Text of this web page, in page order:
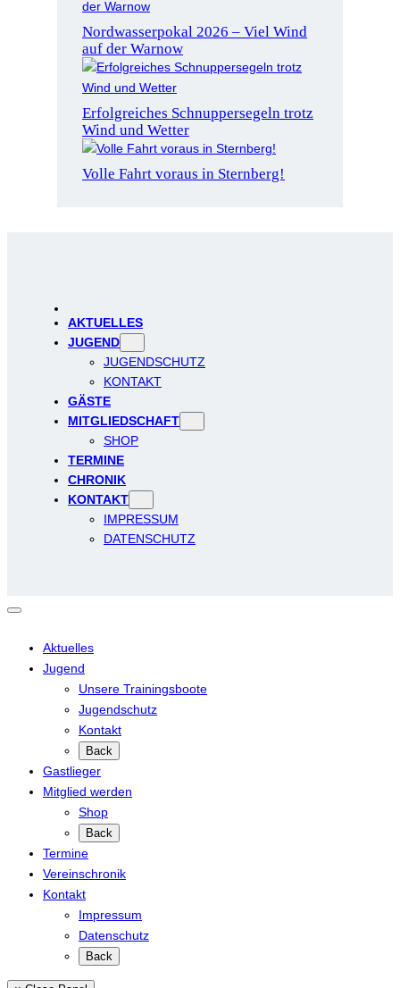
Nordwasserpokal 2026 – Viel Wind
auf der Warnow
Erfolgreiches Schnuppersegeln trotz
Wind und Wetter
Volle Fahrt voraus in Sternberg!
AKTUELLES
JUGEND
JUGENDSCHUTZ
KONTAKT
GÄSTE
MITGLIEDSCHAFT
SHOP
TERMINE
CHRONIK
KONTAKT
IMPRESSUM
DATENSCHUTZ
Aktuelles
Jugend
Unsere Trainingsboote
Jugendschutz
Kontakt
Back
Gastlieger
Mitglied werden
Shop
Back
Termine
Vereinschronik
Kontakt
Impressum
Datenschutz
Back